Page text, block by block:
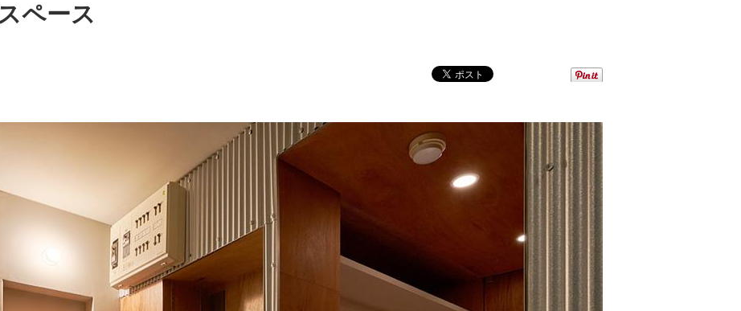
ペース